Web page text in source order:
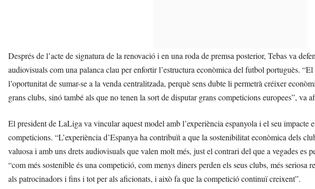
Després de l’acte de signatura de la renovació i en una roda de premsa posterior, Tebas va
audiovisuals com una palanca clau per enfortir l’estructura econòmica del futbol portuguès.
l’oportunitat de sumar-se a la venda centralitzada, perquè sens dubte li permetrà créixer
grans clubs, sinó també als que no tenen la sort de disputar grans competicions europees”, va
El president de LaLiga va vincular aquest model amb l’experiència espanyola i el seu impacte
competicions. “L’experiència d’Espanya ha contribuït a que la sostenibilitat econòmica dels
valuosa i amb uns drets audiovisuals que valen molt més, just el contrari del que a vegades es
“com més sostenible és una competició, com menys diners perden els seus clubs, més seriosa
als patrocinadors i fins i tot per als aficionats, i això fa que la competició continuï creixent”.